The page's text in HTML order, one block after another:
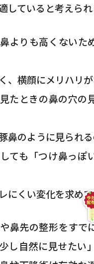
していると考えられ
よりも高くないた
、横顔にメリハリ
たときの鼻の穴の
鼻のように見られ
ても「つけ鼻っぽ
にくい変化を求め
鼻先の整形をすで
し自然に見せたい